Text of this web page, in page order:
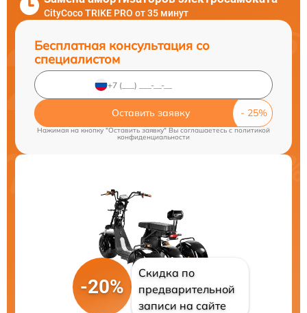
CityCoco TRIKE PRO от 35 минут
Бесплатная консультация со
специалистом
Оставить заявку
Нажимая на кнопку "Оставить заявку" Вы соглашаетесь cполитикой
конфиденциальности
-20%
Скидка по
предварительной
записи на сайте